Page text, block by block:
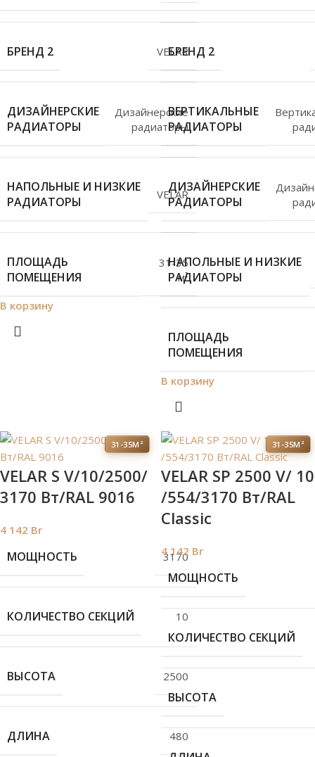
БРЕНД 2 VELAR
ДИЗАЙНЕРСКИЕ
РАДИАТОРЫ
Дизайнерские
радиаторы
НАПОЛЬНЫЕ И НИЗКИЕ
РАДИАТОРЫ
VELAR
ПЛОЩАДЬ
ПОМЕЩЕНИЯ
31-35
м²
В корзину
БРЕНД 2
ВЕРТИКАЛЬНЫЕ
РАДИАТОРЫ
ДИЗАЙНЕРСКИЕ
РАДИАТОРЫ
НАПОЛЬНЫЕ И НИЗКИЕ
РАДИАТОРЫ
ПЛОЩАДЬ
ПОМЕЩЕНИЯ
В корзину
31-35М²
VELAR S V/10/2500/
3170 Bт/RAL 9016
4 142 Br
МОЩНОСТЬ 3170
КОЛИЧЕСТВО СЕКЦИЙ 10
ВЫСОТА 2500
ДЛИНА 480
31-35М²
VELAR SP 2500 V/ 10
/554/3170 Вт/RAL
Classic
4 142 Br
МОЩНОСТЬ
КОЛИЧЕСТВО СЕКЦИЙ
ВЫСОТА